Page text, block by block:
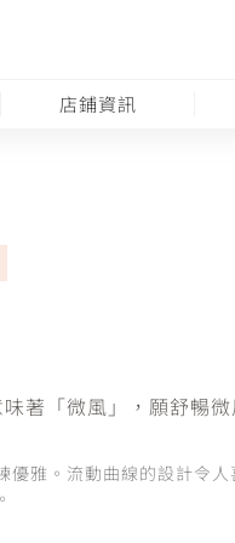
店鋪資訊
著「微風」，願舒暢
雅。流動曲線的設計令